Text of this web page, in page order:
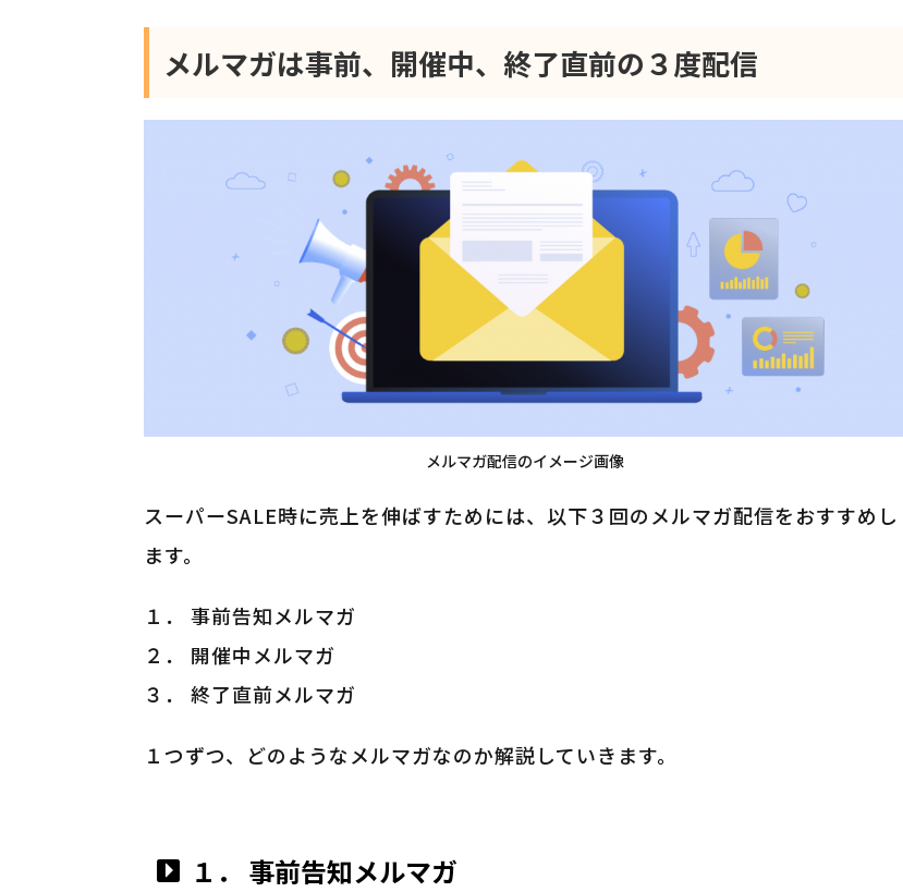
メルマガは事前、開催中、終了直前の３度配信
メルマガ配信のイメージ画像
スーパーSALE時に売上を伸ばすためには、以下３回のメルマガ配信をおすすめし
ます。
１． 事前告知メルマガ
２． 開催中メルマガ
３． 終了直前メルマガ
１つずつ、どのようなメルマガなのか解説していきます。
１． 事前告知メルマガ